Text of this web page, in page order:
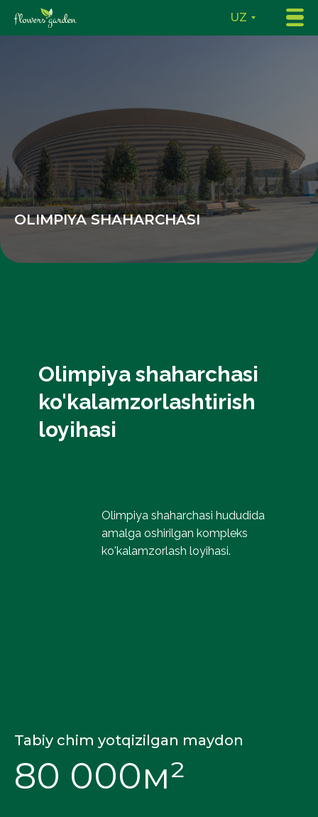
UZ
OLIMPIYA SHAHARCHASI
Olimpiya shaharchasi
ko'kalamzorlashtirish
loyihasi
Olimpiya shaharchasi hududida
amalga oshirilgan kompleks
ko'kalamzorlash loyihasi.
80 000м²
Tabiy chim yotqizilgan maydon